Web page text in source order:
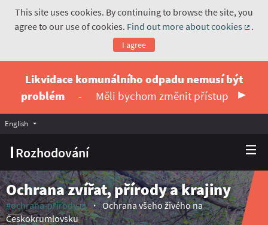
This site uses cookies. By continuing to browse the site, you
agree to our use of cookies. Find out more about cookies
.
I agree
Likvidace komunálního odpadu nemusí být
problém
- Měli bychom změnit přístup
Rozhodování
English Vyberte jazyk
Ochrana zvířat, přírody a krajiny
#ochrana-prirody
(External link)
Ochrana všeho živého na
Českokrumlovsku